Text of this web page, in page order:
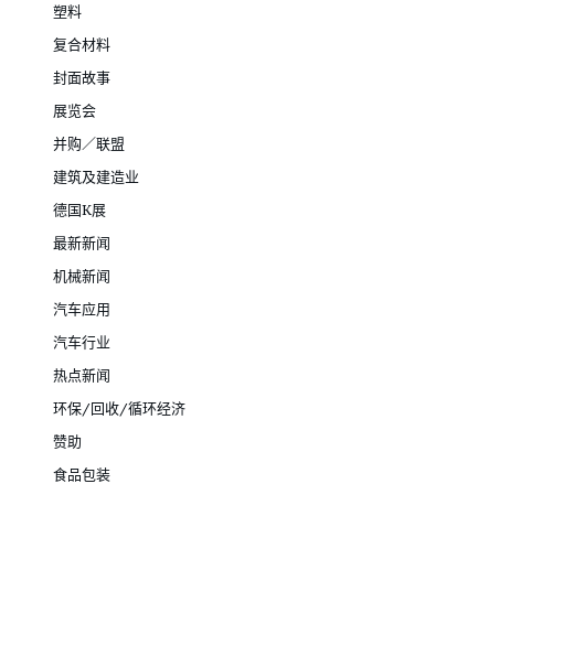
塑料
复合材料
封面故事
展览会
并购／联盟
建筑及建造业
德国K展
最新新闻
机械新闻
汽车应用
汽车行业
热点新闻
环保/回收/循环经济
赞助
食品包装